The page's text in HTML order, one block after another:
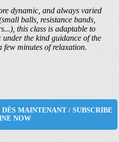
dynamic, and always varied
balls, resistance bands,
this class is adaptable to
under the kind guidance of the
few minutes of relaxation.
MAINTENANT / SUBSCRIBE
NOW